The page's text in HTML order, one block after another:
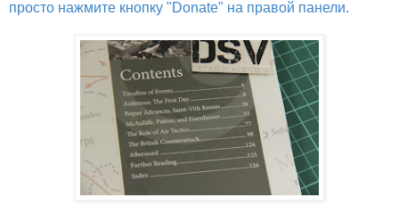
просто нажмите кнопку "Donate" на правой панели.